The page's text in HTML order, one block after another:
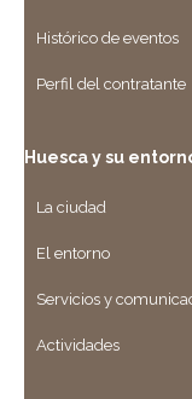
Histórico de eventos
Perfil del contratante
Huesca y su
La ciudad
El entorno
Servicios y
Actividades